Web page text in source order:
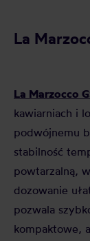
La
La Marzocco
kawiarniach i
podwójnemu
stabilność
powtarzalną,
dozowanie
pozwala
kompaktowe,